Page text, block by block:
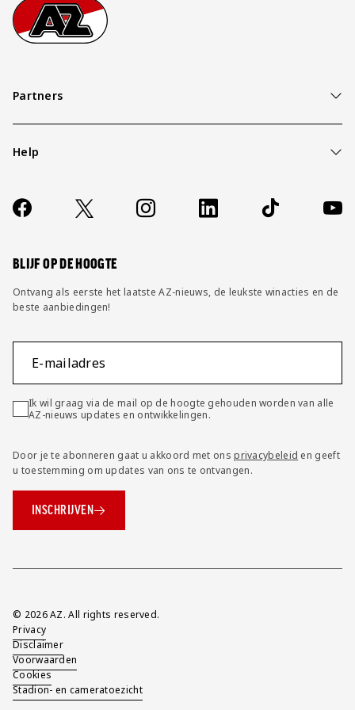
Footer
Ga naar onze homepage
Partners
Help
Contact
FAQ
Socials
https://www.facebook.com/AZAlkmaar
X Instagram LinkedIn TikTok
BLIJF OP DE HOOGTE
Ontvang als eerste het laatste AZ-nieuws, de leukste winacties en de
beste aanbiedingen!
E-mailadres
Ik wil graag via de mail op de hoogte gehouden worden van alle
AZ-nieuws updates en ontwikkelingen.
Door je te abonneren gaat u akkoord met onsprivacybeleid en geeft
u toestemming om updates van ons te ontvangen.
INSCHRIJVEN
Overig
© 2026 AZ. All rights reserved.
Privacy
Disclaimer
Voorwaarden
Cookies
Stadion- en cameratoezicht